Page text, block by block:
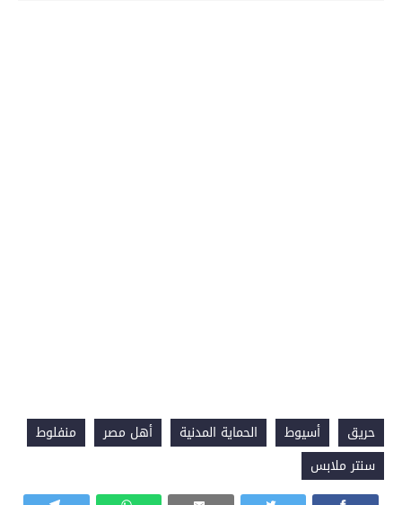
حريق أسيوط الحماية المدنية أهل مصر
منفلوط
سنتر ملابس